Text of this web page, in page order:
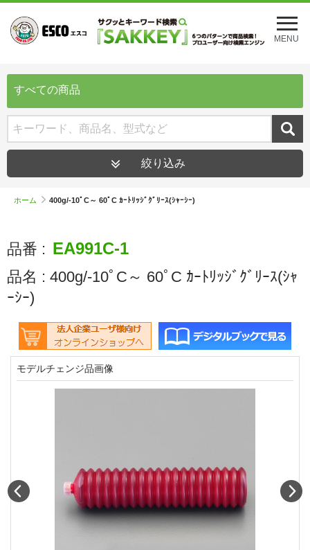
メ
ニ
ュ
を
MENU
すべての商品
絞り込み
ホーム 400g/-10ﾟC～ 60ﾟC ｶｰﾄﾘｯｼﾞｸﾞﾘｰｽ(ｼｬｰｼｰ)
品番 : EA991C-1
品名 : 400g/-10ﾟC～ 60ﾟC ｶｰﾄﾘｯｼﾞｸﾞﾘｰｽ(ｼｬ
ｰｼｰ)
モデルチェンジ品画像